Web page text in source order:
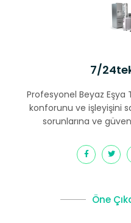
7/
Profesyonel Beyaz Eşya
konforunu ve işleyişini
sorunlarına ve
Öne